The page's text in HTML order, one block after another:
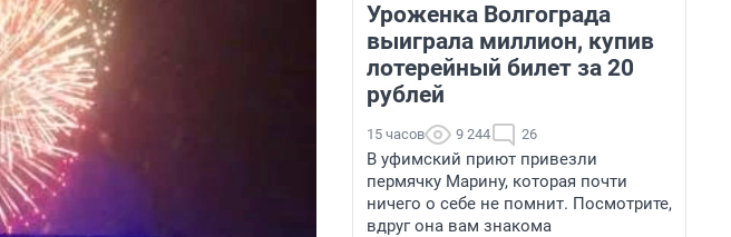
Уроженка Волгограда
выиграла миллион, купив
лотерейный билет за 20
рублей
15 часов 9 244 26
В уфимский приют привезли
пермячку Марину, которая почти
ничего о себе не помнит. Посмотрите,
вдруг она вам знакома